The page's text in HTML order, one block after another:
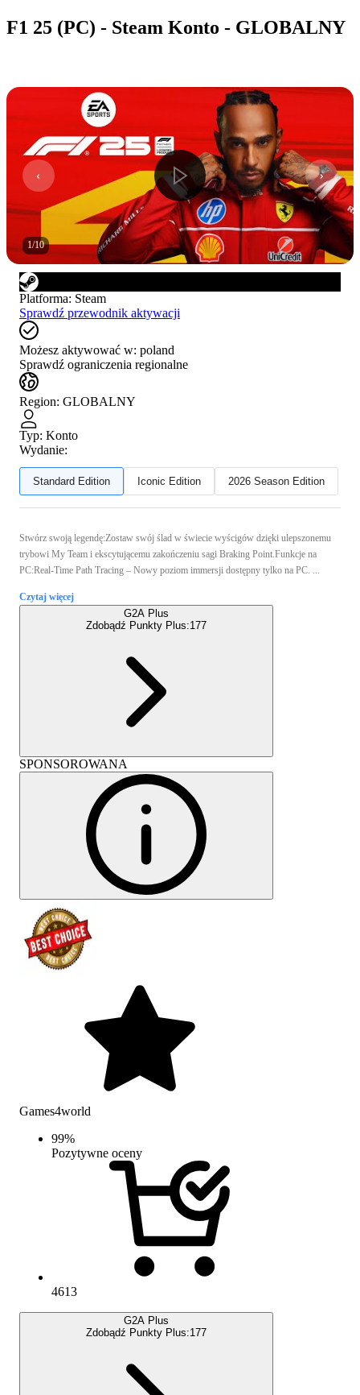
F1 25 (PC) - Steam Konto - GLOBALNY
1/10
Platforma: Steam
Sprawdź przewodnik aktywacji
Możesz aktywować w: poland
Sprawdź ograniczenia regionalne
Region: GLOBALNY
Typ: Konto
Wydanie:
Standard Edition Iconic Edition 2026 Season Edition
Stwórz swoją legendę:Zostaw swój ślad w świecie wyścigów dzięki ulepszonemu
trybowi My Team i ekscytującemu zakończeniu sagi Braking Point.Funkcje na
PC:Real-Time Path Tracing – Nowy poziom immersji dostępny tylko na PC. ...
Czytaj więcej
G2A Plus
Zdobądź Punkty Plus:177
SPONSOROWANA
Games4world
99%
Pozytywne oceny
4613
G2A Plus
Zdobądź Punkty Plus:177